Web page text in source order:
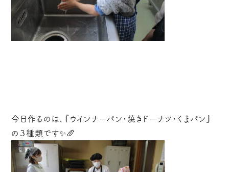
今日作るのは、『ウインナーパン・焼きドーナツ・くまパン』
の３種類です✨🥖